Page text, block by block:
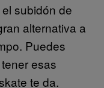
subidón de
alternativa a
Puedes
esas
te da.